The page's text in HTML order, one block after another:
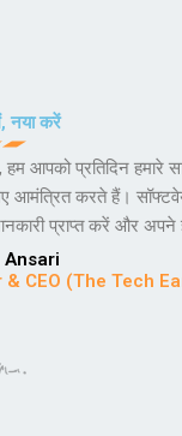
नया करें
आपको प्रतिदिन
आमंत्रित करते हैं।
प्राप्त करें और अपने
Ansari
& CEO (The Tech